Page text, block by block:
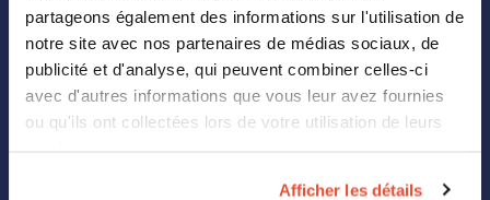
partageons également des informations sur l'utilisation de
notre site avec nos partenaires de médias sociaux, de
publicité et d'analyse, qui peuvent combiner celles-ci
avec d'autres informations que vous leur avez fournies
ou qu'ils ont collectées lors de votre utilisation de leurs
Afficher les détails
Landing Page Builder
Retail Media